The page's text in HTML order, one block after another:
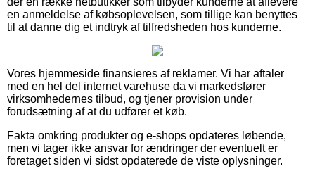
en anmeldelse af købsoplevelsen, som tillige kan benyttes
til at danne dig et indtryk af tilfredsheden hos kunderne.
Vores hjemmeside finansieres af reklamer. Vi har aftaler
med en hel del internet varehuse da vi markedsfører
virksomhedernes tilbud, og tjener provision under
forudsætning af at du udfører et køb.
Fakta omkring produkter og e-shops opdateres løbende,
men vi tager ikke ansvar for ændringer der eventuelt er
foretaget siden vi sidst opdaterede de viste oplysninger.